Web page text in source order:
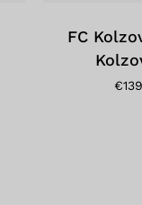
FC
€